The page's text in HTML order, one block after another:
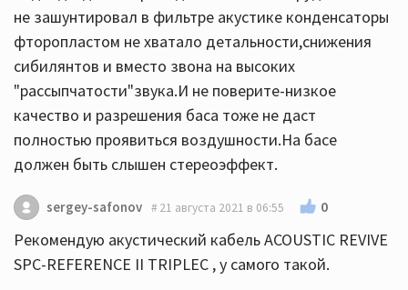
не зашунтировал в фильтре акустике конденсаторы
фторопластом не хватало детальности,снижения
сибилянтов и вместо звона на высоких
"рассыпчатости"звука.И не поверите-низкое
качество и разрешения баса тоже не даст
полностью проявиться воздушности.На басе
должен быть слышен стереоэффект.
sergey-safonov 21 августа 2021 в 06:55 0
Рекомендую акустический кабель ACOUSTIC REVIVE
SPC-REFERENCE II TRIPLEC , у самого такой.